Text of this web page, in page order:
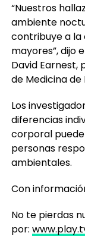
“Nuestros
ambiente
contribuye a la
mayores”, dijo
David Earnest,
de Medicina de
Los
diferencias
corporal
personas
ambientales.
Con
No te pierdas
por: